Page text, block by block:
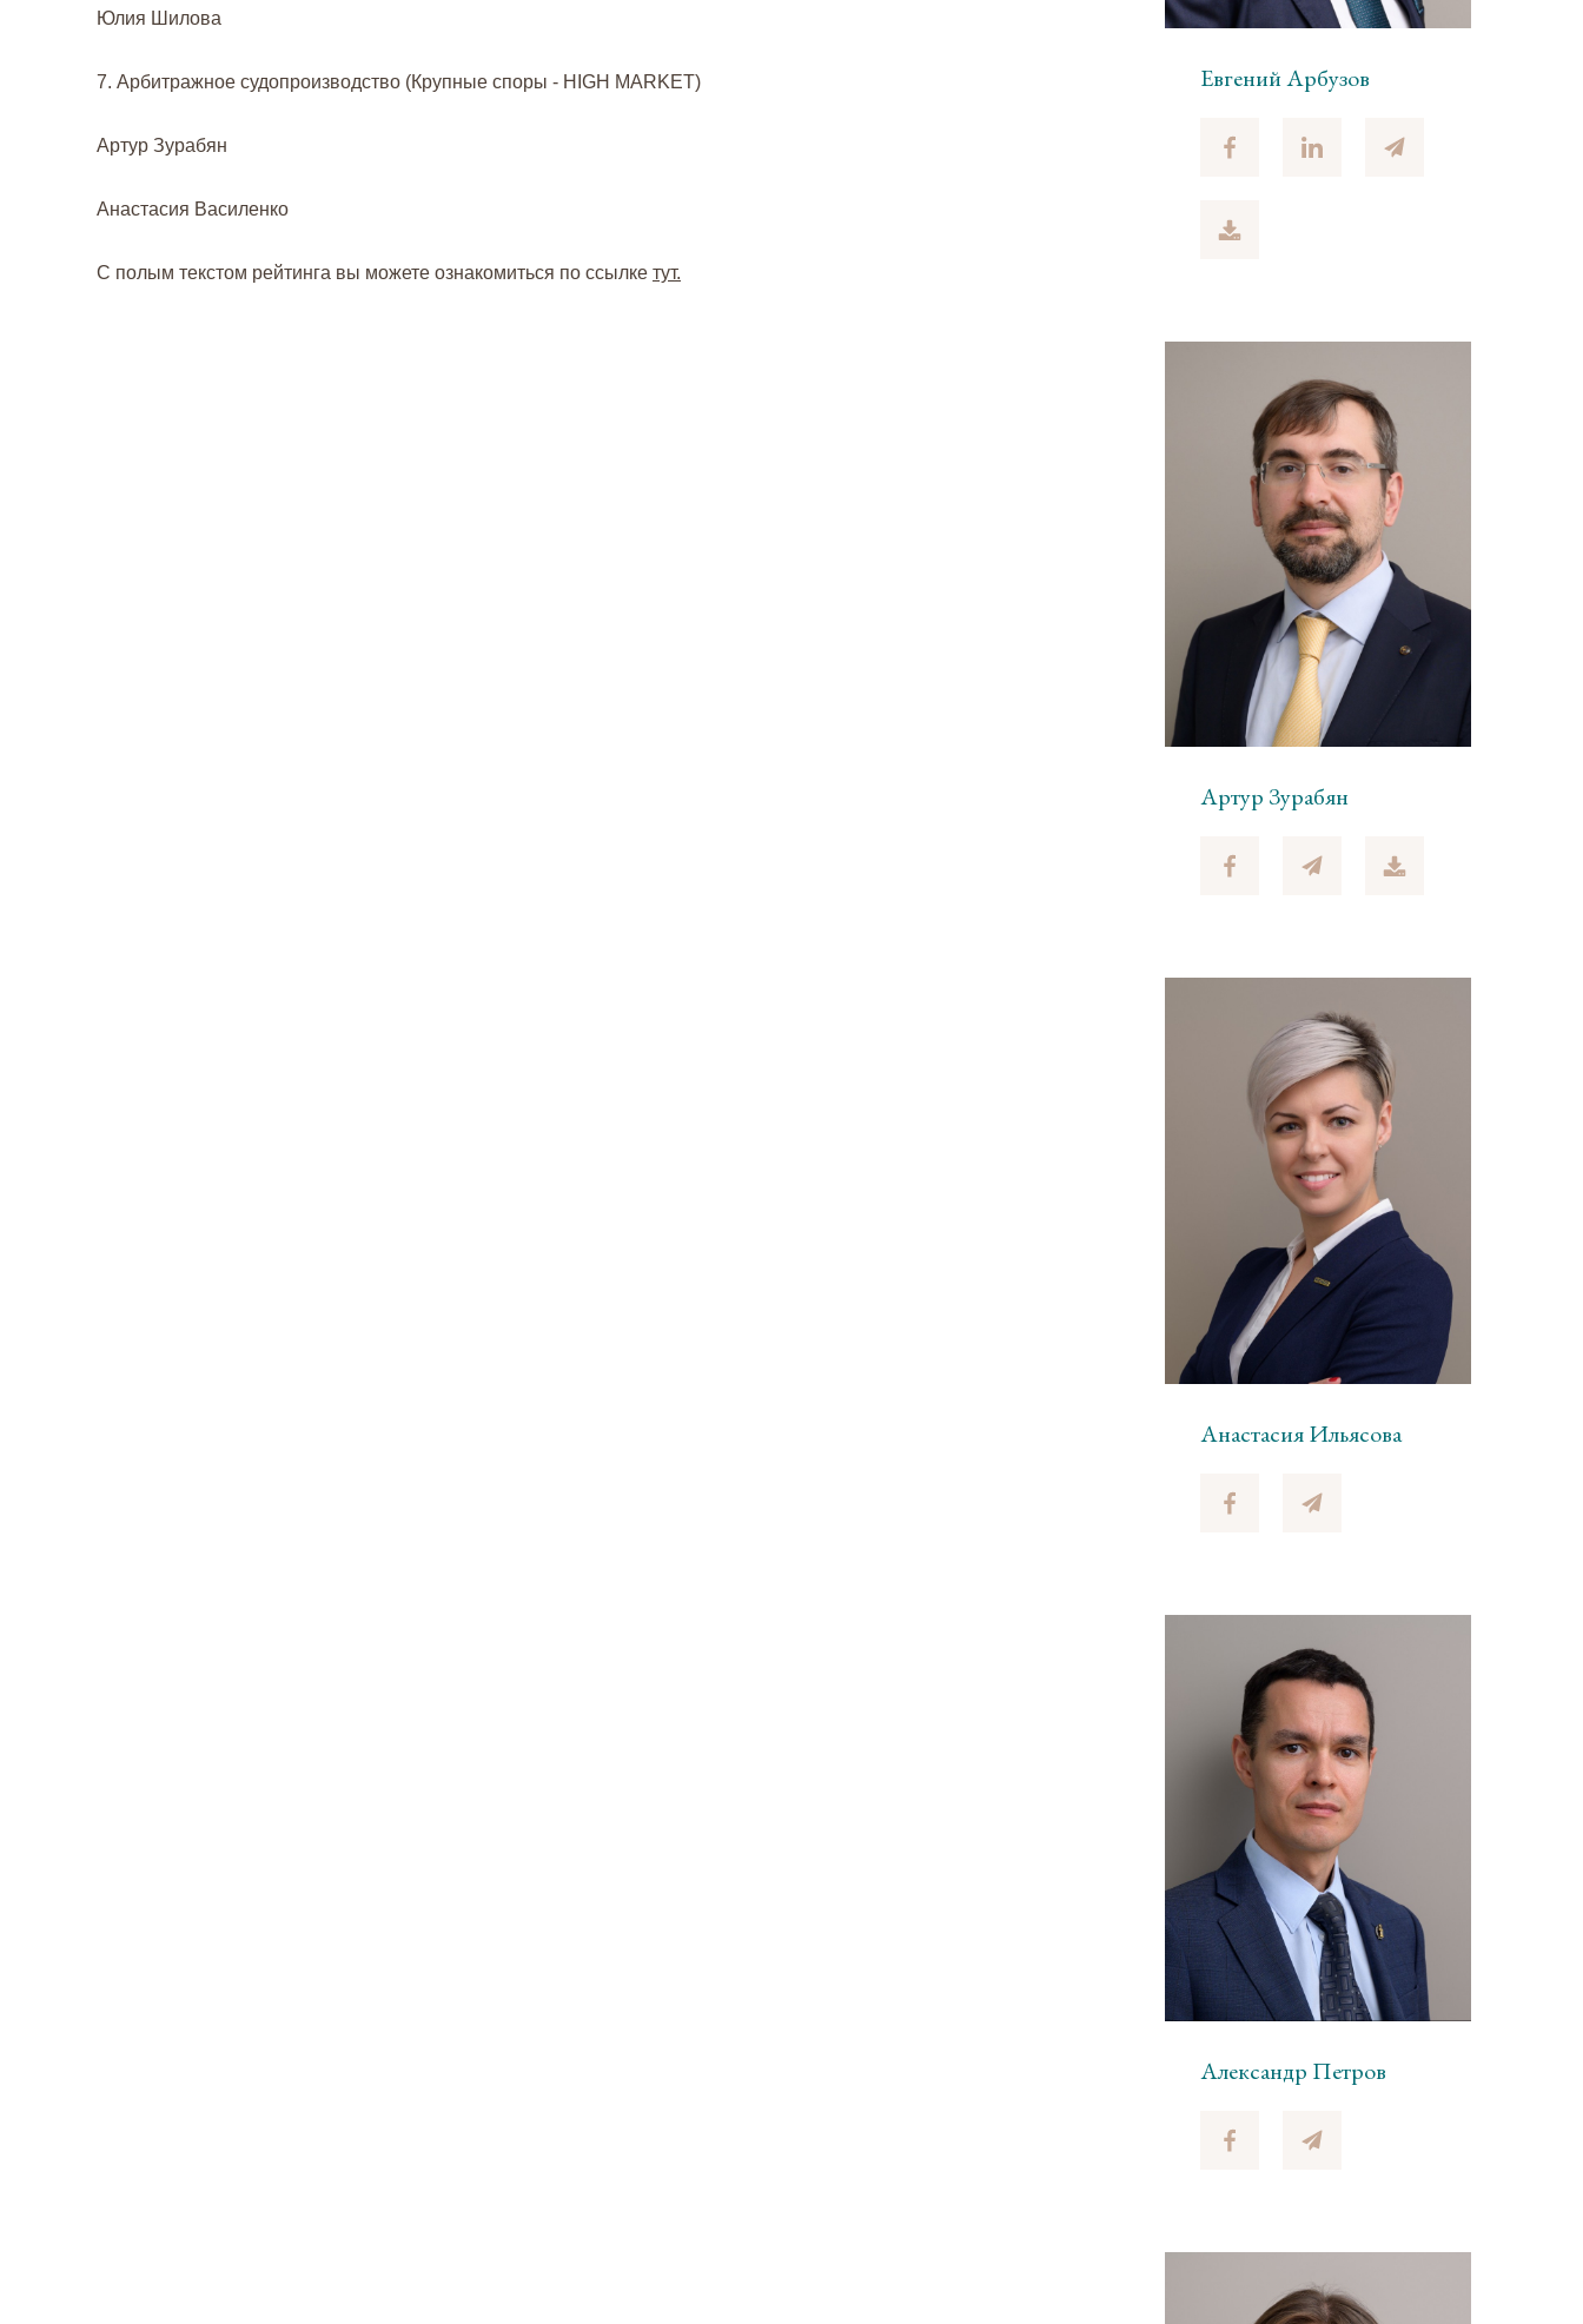
Юлия Шилова
7. Арбитражное судопроизводство (Крупные споры - HIGH MARKET)
Артур Зурабян
Анастасия Василенко
С полым текстом рейтинга вы можете ознакомиться по ссылке тут.
Евгений Арбузов
Артур Зурабян
Анастасия Ильясова
Александр Петров